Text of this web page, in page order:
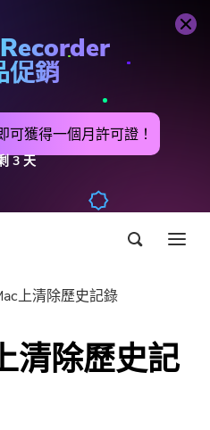
促銷
可獲得一個月許可證！
3 天
上清除歷史記錄
清除歷史記